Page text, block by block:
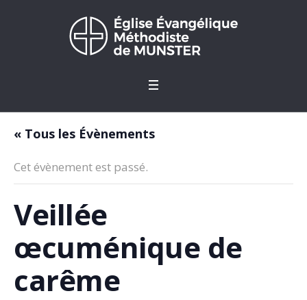
« Tous les Évènements
Cet évènement est passé.
Veillée
œcuménique de
carême